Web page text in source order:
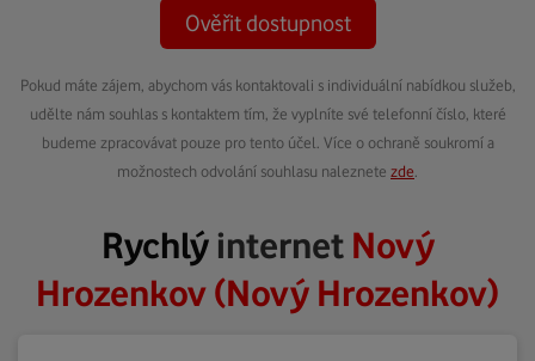
Ověřit dostupnost
Pokud máte zájem, abychom vás kontaktovali s individuální nabídkou služeb,
udělte nám souhlas s kontaktem tím, že vyplníte své telefonní číslo, které
budeme zpracovávat pouze pro tento účel. Více o ochraně soukromí a
možnostech odvolání souhlasu naleznete zde
Rychlýinternet Nový
Hrozenkov (Nový Hrozenkov)